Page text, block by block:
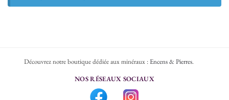
Découvrez notre boutique dédiée aux minéraux :Encens & Pierres.
NOS RÉSEAUX SOCIAUX